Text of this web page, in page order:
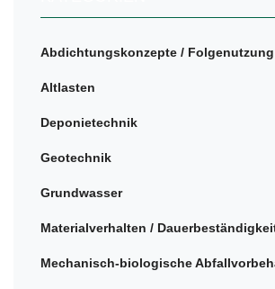
Abdichtungskonzepte / Folgenutzung
Altlasten
Deponietechnik
Geotechnik
Grundwasser
Materialverhalten /
Mechanisch-biologische